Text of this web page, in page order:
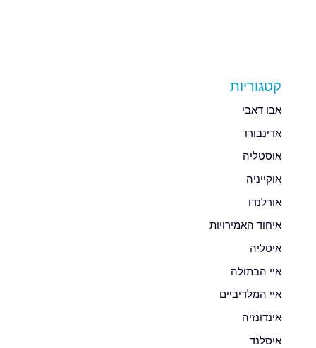
קטגוריות
אבו דאבי
אדינבורו
אוסטליה
אוקייניה
אורלנדו
איחוד האמירויות
איטליה
איי הבתולה
איי המלדיביים
אינדונזיה
איסלנד